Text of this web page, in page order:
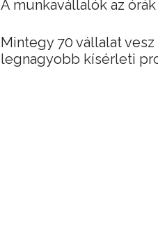
A munkavállalók az
Mintegy 70 vállalat
legnagyobb kísérleti